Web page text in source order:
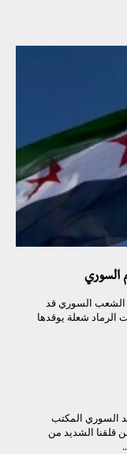
السوري
الشعب السوري قد
شعلة يوقدها
السوري المكتب
عن قلقنا الشديد من